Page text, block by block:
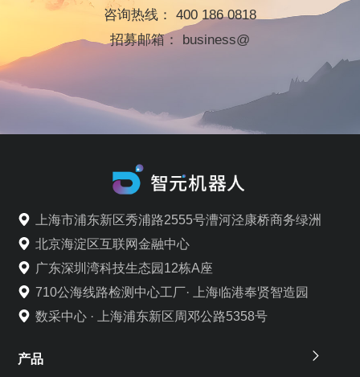
咨询热线： 400 186 0818
招募邮箱： business@
上海市浦东新区秀浦路2555号漕河泾康桥商务绿洲
北京海淀区互联网金融中心
广东深圳湾科技生态园12栋A座
710公海线路检测中心工厂· 上海临港奉贤智造园
数采中心 · 上海浦东新区周邓公路5358号
产品